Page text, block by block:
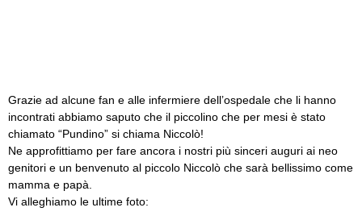
Grazie ad alcune fan e alle infermiere dell’ospedale che li hanno
incontrati abbiamo saputo che il piccolino che per mesi è stato
chiamato “Pundino” si chiama Niccolò!
Ne approfittiamo per fare ancora i nostri più sinceri auguri ai neo
genitori e un benvenuto al piccolo Niccolò che sarà bellissimo come
mamma e papà.
Vi alleghiamo le ultime foto: